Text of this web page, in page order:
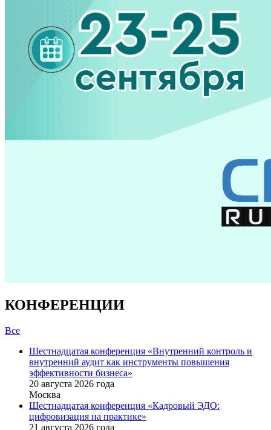
КОНФЕРЕНЦИИ
Все
Шестнадцатая конференция «Внутренний контроль и
внутренний аудит как инструменты повышения
эффективности бизнеса»
20 августа 2026 года
Москва
Шестнадцатая конференция «Кадровый ЭДО:
цифровизация на практике»
21 августа 2026 года